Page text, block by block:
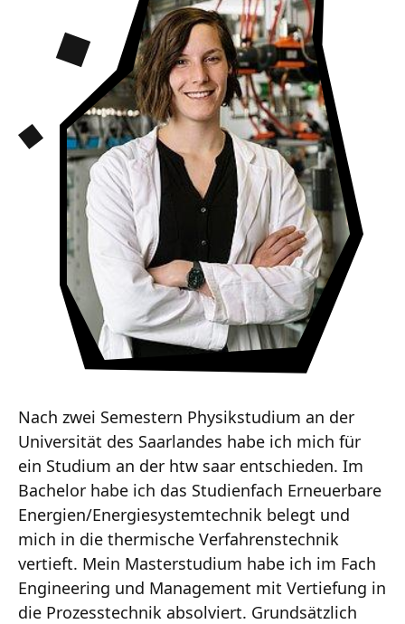
Nach zwei Semestern Physikstudium an der
Universität des Saarlandes habe ich mich für
ein Studium an der htw saar entschieden. Im
Bachelor habe ich das Studienfach Erneuerbare
Energien/Energiesystemtechnik belegt und
mich in die thermische Verfahrenstechnik
vertieft. Mein Masterstudium habe ich im Fach
Engineering und Management mit Vertiefung in
die Prozesstechnik absolviert. Grundsätzlich